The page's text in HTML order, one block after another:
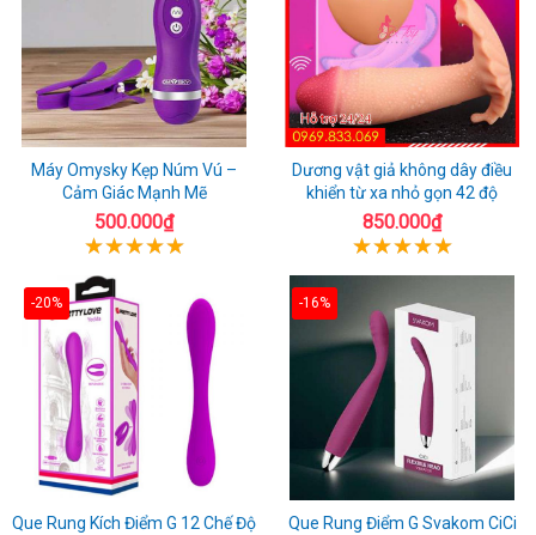
Máy Omysky Kẹp Núm Vú –
Cảm Giác Mạnh Mẽ
500.000₫
Dương vật giả không dây điều
khiển từ xa nhỏ gọn 42 độ
850.000₫
-20%
Que Rung Kích Điểm G 12 Chế Độ
-16%
Que Rung Điểm G Svakom CiCi